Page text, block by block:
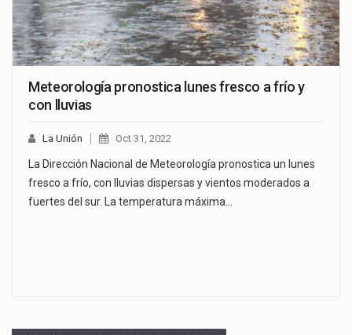
Meteorología pronostica lunes fresco a frío y
con lluvias
La Unión Oct 31, 2022
La Dirección Nacional de Meteorología pronostica un lunes
fresco a frío, con lluvias dispersas y vientos moderados a
fuertes del sur. La temperatura máxima…